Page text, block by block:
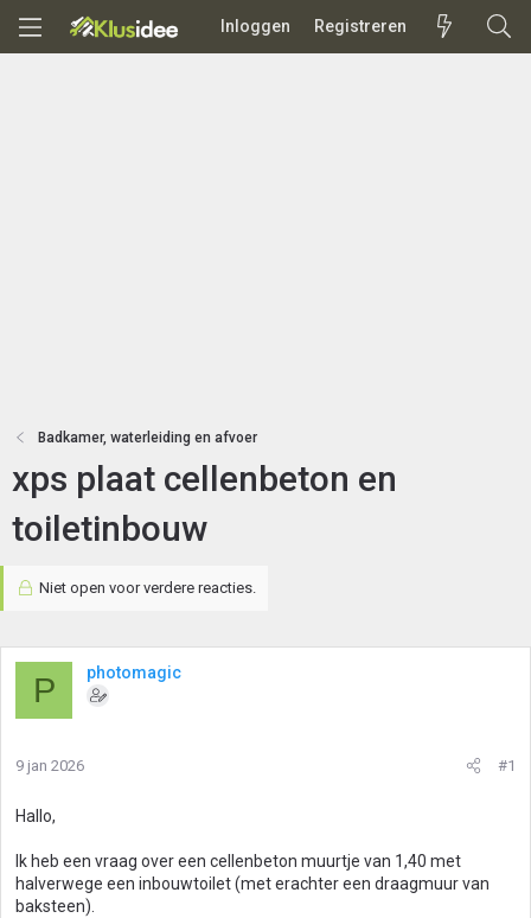
Inloggen Registreren
Badkamer, waterleiding en afvoer
xps plaat cellenbeton en
toiletinbouw
Niet open voor verdere reacties.
P photomagic
9 jan 2026 #1
Hallo,
Ik heb een vraag over een cellenbeton muurtje van 1,40 met
halverwege een inbouwtoilet (met erachter een draagmuur van
baksteen).